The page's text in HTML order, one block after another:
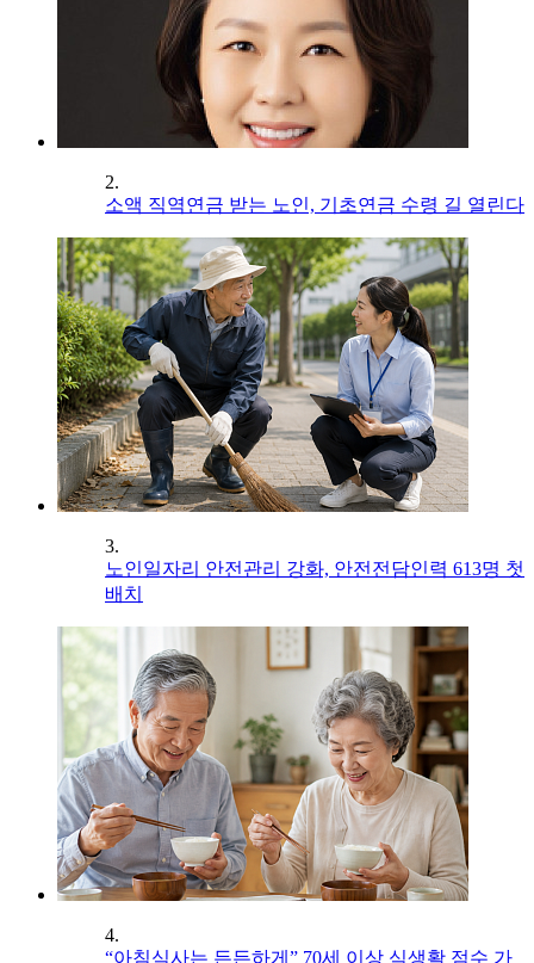
2.
소액 직역연금 받는 노인, 기초연금 수령 길 열린다
3.
노인일자리 안전관리 강화, 안전전담인력 613명 첫
배치
4.
“아침식사는 든든하게” 70세 이상 식생활 점수 가